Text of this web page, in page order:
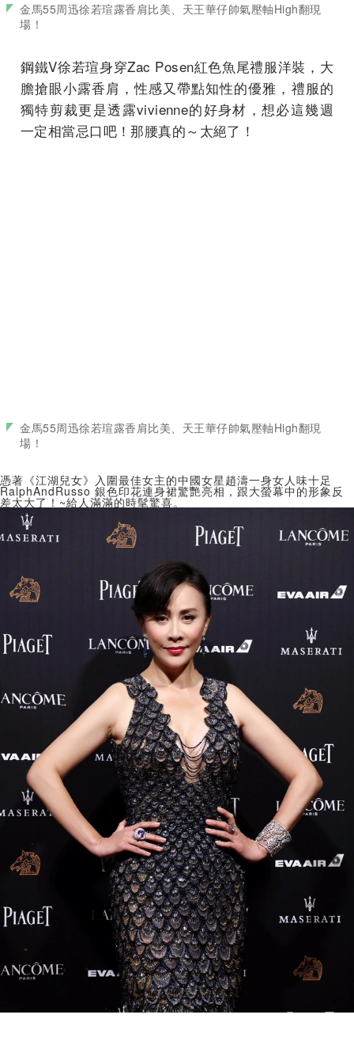
金馬55周迅徐若瑄露香肩比美、天王華仔帥氣壓軸High翻現
場！
鋼鐵V徐若瑄身穿Zac Posen紅色魚尾禮服洋裝，大
膽搶眼小露香肩，性感又帶點知性的優雅，禮服的
獨特剪裁更是透露vivienne的好身材，想必這幾週
一定相當忌口吧！那腰真的～太絕了！
金馬55周迅徐若瑄露香肩比美、天王華仔帥氣壓軸High翻現
場！
憑著《江湖兒女》入圍最佳女主的中國女星趙濤一身女人味十足
RalphAndRusso 銀色印花連身裙驚艷亮相，跟大螢幕中的形象反
差太大了！~給人滿滿的時髦驚喜。